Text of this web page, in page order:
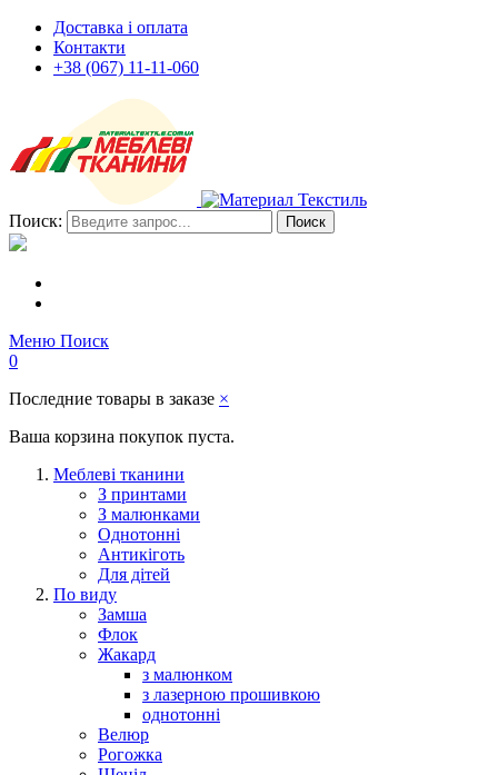
Доставка і оплата
Контакти
+38 (067) 11-11-060
Поиск: Поиск
Меню Поиск
0
Последние товары в заказе ×
Ваша корзина покупок пуста.
Меблеві тканини
З принтами
З малюнками
Однотонні
Антикіготь
Для дітей
По виду
Замша
Флок
Жакард
з малюнком
з лазерною прошивкою
однотонні
Велюр
Рогожка